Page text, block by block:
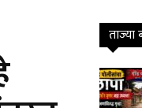
ताज्या